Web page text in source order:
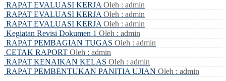
RAPAT EVALUASI KERJA Oleh : admin
RAPAT EVALUASI KERJA Oleh : admin
RAPAT EVALUASI KERJA Oleh : admin
Kegiatan Revisi Dokumen 1 Oleh : admin
RAPAT PEMBAGIAN TUGAS Oleh : admin
CETAK RAPORT Oleh : admin
RAPAT KENAIKAN KELAS Oleh : admin
RAPAT PEMBENTUKAN PANITIA UJIAN Oleh : admin